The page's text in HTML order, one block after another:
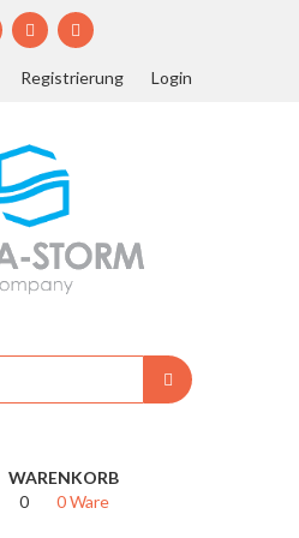
Registrierung Login
WARENKORB
0 Ware
0